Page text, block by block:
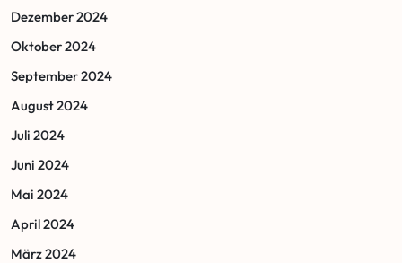
Dezember 2024
Oktober 2024
September 2024
August 2024
Juli 2024
Juni 2024
Mai 2024
April 2024
März 2024